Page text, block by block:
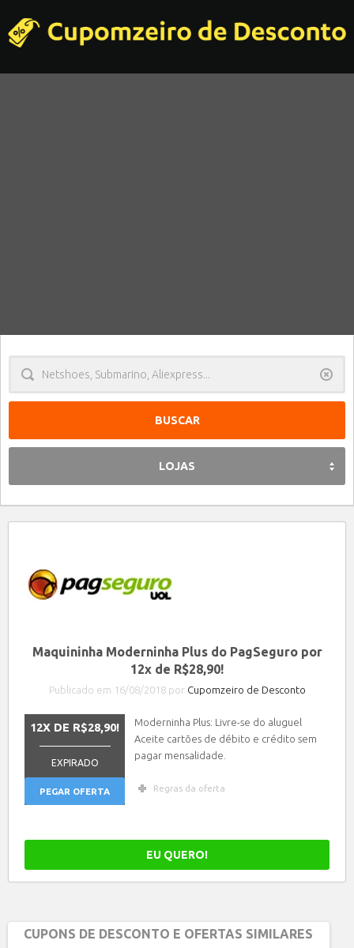
LOJAS
Maquininha Moderninha Plus do PagSeguro por
12x de R$28,90!
Publicado em 16/08/2018 por Cupomzeiro de Desconto
12X DE R$28,90!
EXPIRADO
PEGAR OFERTA
Moderninha Plus: Livre-se do aluguel
Aceite cartões de débito e crédito sem
pagar mensalidade.
Regras da oferta
EU QUERO!
CUPONS DE DESCONTO E OFERTAS SIMILARES